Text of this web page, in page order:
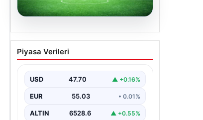
06.08.2026
CANLI | Partizan – Tobol
Kostanay Canlı Maç
Piyasa Verileri
USD 47.70 ▲ +0.16%
EUR 55.03 • 0.01%
ALTIN 6528.6 ▲ +0.55%